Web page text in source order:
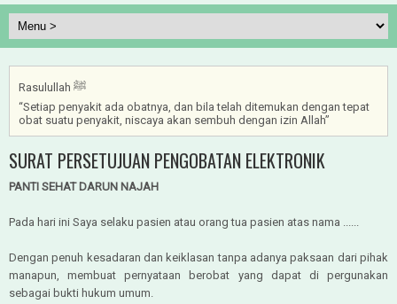
Rasulullah ﷺ
“Setiap penyakit ada obatnya, dan bila telah ditemukan dengan tepat
obat suatu penyakit, niscaya akan sembuh dengan izin Allah”
SURAT PERSETUJUAN PENGOBATAN ELEKTRONIK
PANTI SEHAT DARUN NAJAH
Pada hari ini Saya selaku pasien atau orang tua pasien atas nama ......
Dengan penuh kesadaran dan keiklasan tanpa adanya paksaan dari pihak
manapun, membuat pernyataan berobat yang dapat di pergunakan
sebagai bukti hukum umum.